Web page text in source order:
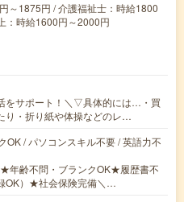
～1875円 / 介護福祉士：時給1800
：時給1600円～2000円
をサポート！＼▽具体的には…・買
り・折り紙や体操などのレ…
OK / パソコンスキル不要 / 英語力不
年齢不問・ブランクOK★履歴書不
OK）★社会保険完備＼…